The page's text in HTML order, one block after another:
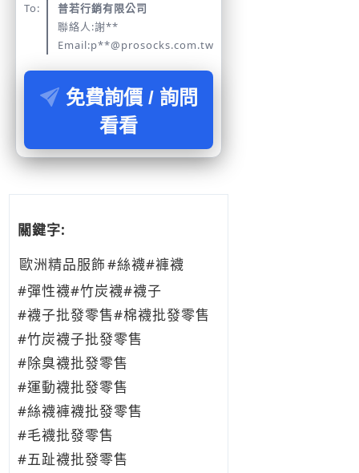
To:
普若行銷有限公司
聯絡人:謝**
Email:p**@prosocks.com.tw
免費詢價 / 詢問
看看
關鍵字:
歐洲精品服飾#絲襪#褲襪
#彈性襪#竹炭襪#襪子
#襪子批發零售#棉襪批發零售
#竹炭襪子批發零售
#除臭襪批發零售
#運動襪批發零售
#絲襪褲襪批發零售
#毛襪批發零售
#五趾襪批發零售